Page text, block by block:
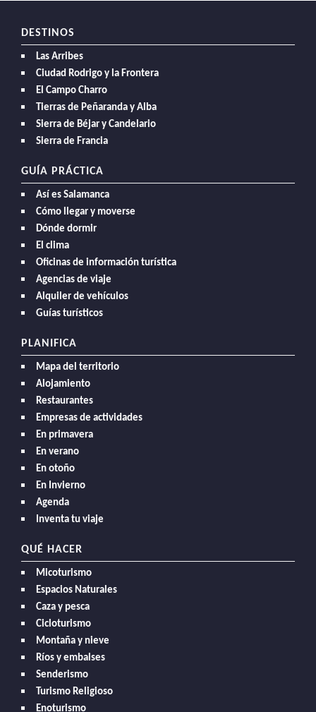
DESTINOS
Las Arribes
Ciudad Rodrigo y la Frontera
El Campo Charro
Tierras de Peñaranda y Alba
Sierra de Béjar y Candelario
Sierra de Francia
GUÍA PRÁCTICA
Así es Salamanca
Cómo llegar y moverse
Dónde dormir
El clima
Oficinas de información turística
Agencias de viaje
Alquiler de vehículos
Guías turísticos
PLANIFICA
Mapa del territorio
Alojamiento
Restaurantes
Empresas de actividades
En primavera
En verano
En otoño
En Invierno
Agenda
Inventa tu viaje
QUÉ HACER
Micoturismo
Espacios Naturales
Caza y pesca
Cicloturismo
Montaña y nieve
Ríos y embalses
Senderismo
Turismo Religioso
Enoturismo